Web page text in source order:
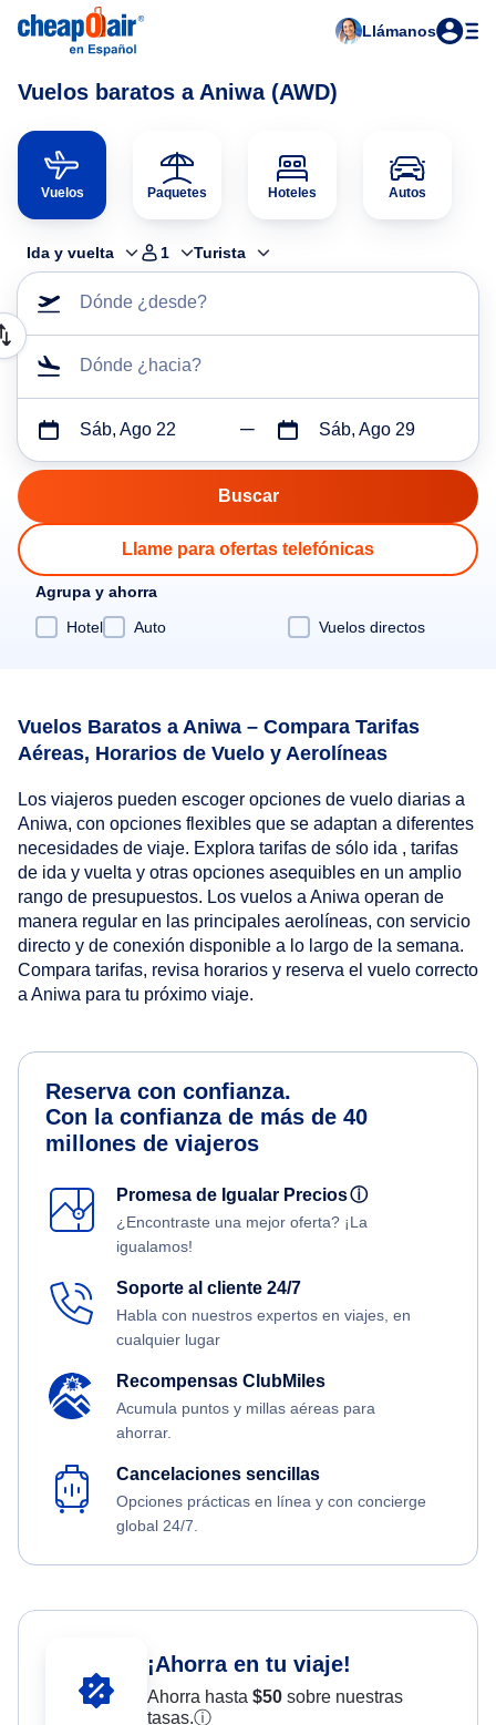
Llámanos
Vuelos baratos a Aniwa (AWD)
Vuelos Paquetes Hoteles Autos
Ida y vuelta 1 Turista
Dónde ¿desde?
Dónde ¿hacia?
Sáb, Ago 22 Sáb, Ago 29
Llame para ofertas telefónicas
Agrupa y ahorra
Hotel
Auto Vuelos directos
Vuelos Baratos a Aniwa – Compara Tarifas
Aéreas, Horarios de Vuelo y Aerolíneas
Los viajeros pueden escoger opciones de vuelo diarias a
Aniwa, con opciones flexibles que se adaptan a diferentes
necesidades de viaje. Explora tarifas de sólo ida , tarifas
de ida y vuelta y otras opciones asequibles en un amplio
rango de presupuestos. Los vuelos a Aniwa operan de
manera regular en las principales aerolíneas, con servicio
directo y de conexión disponible a lo largo de la semana.
Compara tarifas, revisa horarios y reserva el vuelo correcto
a Aniwa para tu próximo viaje.
Reserva con confianza.
Con la confianza de más de 40
millones de viajeros
Promesa de Igualar Preciosⓘ
¿Encontraste una mejor oferta? ¡La
igualamos!
Soporte al cliente 24/7
Habla con nuestros expertos en viajes, en
cualquier lugar
Recompensas ClubMiles
Acumula puntos y millas aéreas para
ahorrar.
Cancelaciones sencillas
Opciones prácticas en línea y con concierge
global 24/7.
¡Ahorra en tu viaje!
Ahorra hasta $50sobre nuestras
tasas.ⓘ